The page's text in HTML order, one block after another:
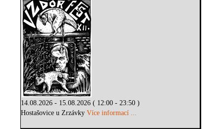
14.08.2026 - 15.08.2026 ( 12:00 - 23:50 )
Hostašovice u ZrzávkyVíce informací ...